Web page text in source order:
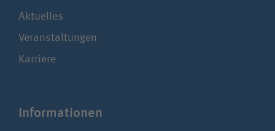
Aktuelles
Veranstaltungen
Karriere
Infor­ma­tionen